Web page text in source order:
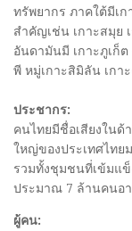
ทรัพยากร ภาคใต้มีเก
สำคัญเช่น เกาะสมุย
อันดามันมี เกาะภูเก็
พี หมู่เกาะสิมิลัน เกาะ
ประชากร:
คนไทยมีชื่อเสียงใน
ใหญ่ของประเทศไทย
รวมทั้งชุมชนที่เข้มแ
ประมาณ 7 ล้านคนอา
ผู้คน: